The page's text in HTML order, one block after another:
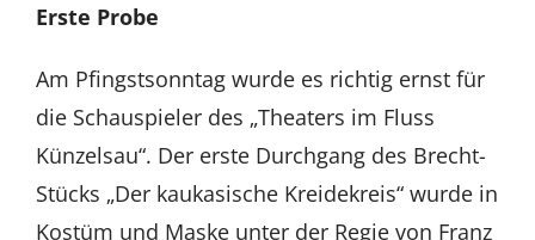
Erste Probe
Am Pfingstsonntag wurde es richtig ernst für
die Schauspieler des „Theaters im Fluss
Künzelsau“. Der erste Durchgang des Brecht-
Stücks „Der kaukasische Kreidekreis“ wurde in
Kostüm und Maske unter der Regie von Franz